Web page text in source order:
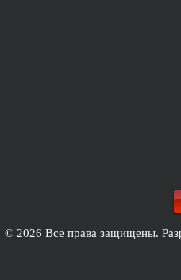
© 2026 Все права защищены.